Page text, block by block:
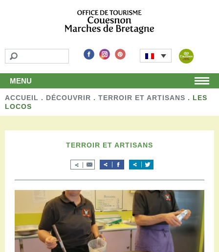
MENU
Accueil
Découvrir
Les activités de loisirs
Terroir et artisans
Autour de chez nous
Séjourner
Hébergements
Restaurants
Aires de camping-car
Salles de réception
ACCUEIL . DÉCOUVRIR . TERROIR ET ARTISANS . LES
LOCOS
TERROIR ET ARTISANS